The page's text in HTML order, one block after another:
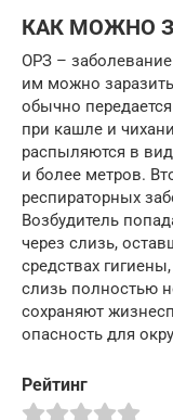
КАК МОЖНО
ОРЗ –
им можно
обычно
при кашле и
распыляются в
и более метров.
респираторных
Возбудитель
через слизь,
средствах
слизь полностью
сохраняют
опасность для
Рейтинг